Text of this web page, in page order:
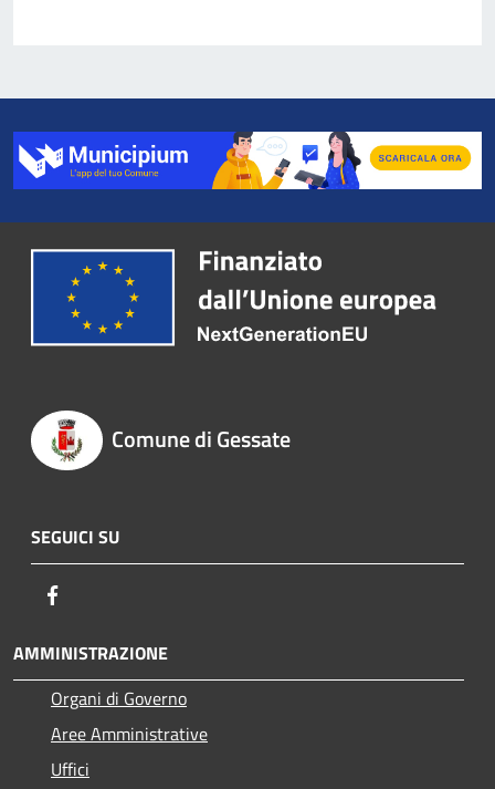
Comune di Gessate
SEGUICI SU
AMMINISTRAZIONE
Organi di Governo
Aree Amministrative
Uffici